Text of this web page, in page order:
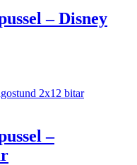
– Disney
–